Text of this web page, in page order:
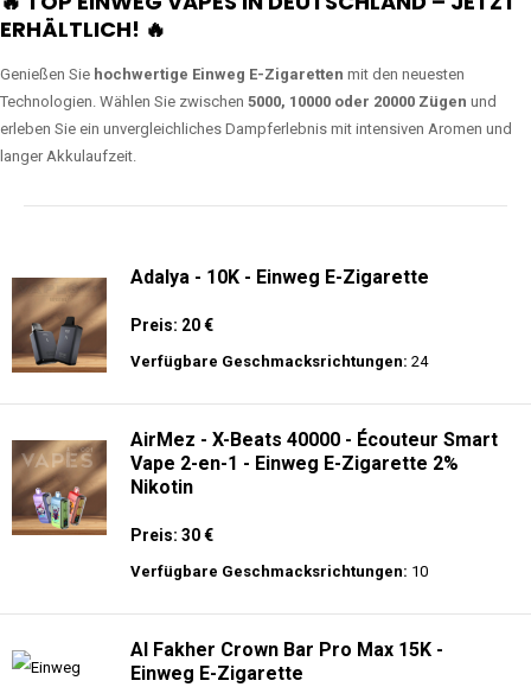
🔥 TOP EINWEG VAPES IN DEUTSCHLAND – JETZT
ERHÄLTLICH! 🔥
Genießen Sie hochwertige Einweg E-Zigaretten mit den neuesten
Technologien. Wählen Sie zwischen 5000, 10000 oder 20000 Zügen und
erleben Sie ein unvergleichliches Dampferlebnis mit intensiven Aromen und
langer Akkulaufzeit.
Adalya - 10K - Einweg E-Zigarette
Preis: 20 €
Verfügbare Geschmacksrichtungen: 24
AirMez - X-Beats 40000 - Écouteur Smart
Vape 2-en-1 - Einweg E-Zigarette 2%
Nikotin
Preis: 30 €
Verfügbare Geschmacksrichtungen: 10
Al Fakher Crown Bar Pro Max 15K -
Einweg E-Zigarette